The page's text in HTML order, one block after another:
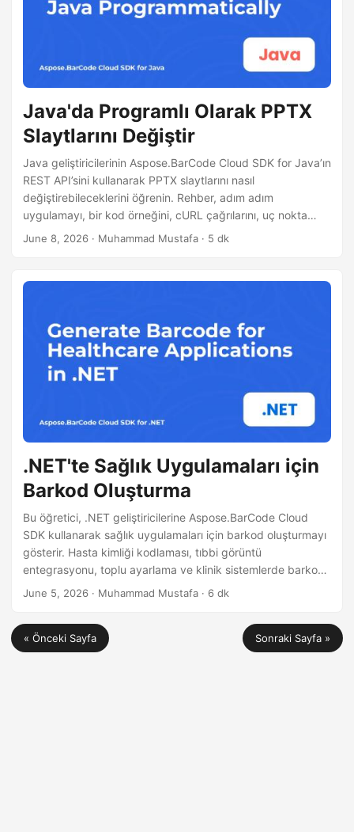
Java'da Programlı Olarak PPTX
Slaytlarını Değiştir
Java geliştiricilerinin Aspose.BarCode Cloud SDK for Java’ın
REST API’sini kullanarak PPTX slaytlarını nasıl
değiştirebileceklerini öğrenin. Rehber, adım adım
uygulamayı, bir kod örneğini, cURL çağrılarını, uç nokta
yapılandırmasını ve büyük sunumlar için performans
June 8, 2026 · Muhammad Mustafa · 5 dk
.NET'te Sağlık Uygulamaları için
Barkod Oluşturma
Bu öğretici, .NET geliştiricilerine Aspose.BarCode Cloud
SDK kullanarak sağlık uygulamaları için barkod oluşturmayı
gösterir. Hasta kimliği kodlaması, tıbbi görüntü
entegrasyonu, toplu ayarlama ve klinik sistemlerde barkod
oluşturma için en iyi uygulamaları öğrenin.
June 5, 2026 · Muhammad Mustafa · 6 dk
« Önceki Sayfa Sonraki Sayfa »